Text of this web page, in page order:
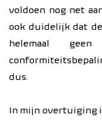
voldoen nog net
ook duidelijk dat
helemaal
dus.
In mijn overtuiging